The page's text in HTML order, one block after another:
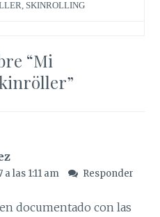
SKINROLLING
“Mi
”
a las 1:11 am Responder
documentado con las